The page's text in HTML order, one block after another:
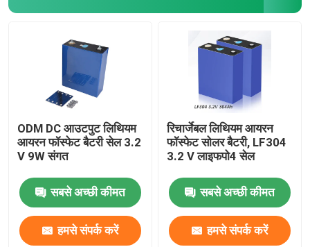
ODM DC आउटपुट लिथियम
आयरन फॉस्फेट बैटरी सेल 3.2
V 9W संगत
सबसे अच्छी कीमत
हमसे संपर्क करें
रिचार्जेबल लिथियम आयरन
फॉस्फेट सोलर बैटरी, LF304
3.2 V लाइफपो4 सेल
सबसे अच्छी कीमत
हमसे संपर्क करें